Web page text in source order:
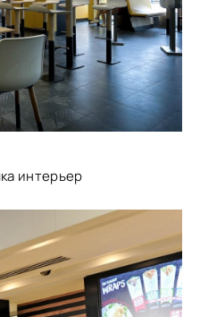
интерьер